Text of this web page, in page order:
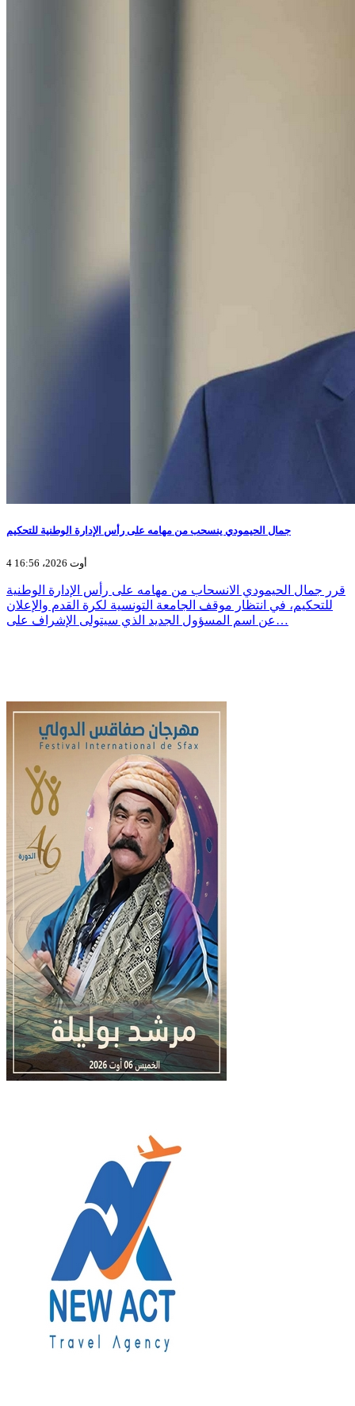
جمال الحيمودي ينسحب من مهامه على رأس الإدارة الوطنية للتحكيم
4 أوت 2026، 16:56
قرر جمال الحيمودي الانسحاب من مهامه على رأس الإدارة الوطنية
للتحكيم، في انتظار موقف الجامعة التونسية لكرة القدم والإعلان
عن اسم المسؤول الجديد الذي سيتولى الإشراف على…